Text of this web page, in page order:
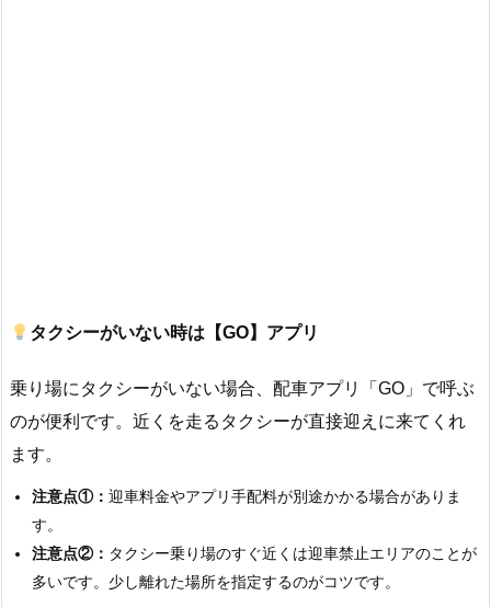
タクシーがいない時は【GO】アプリ
乗り場にタクシーがいない場合、配車アプリ「GO」で呼ぶ
のが便利です。近くを走るタクシーが直接迎えに来てくれ
ます。
注意点①： 迎車料金やアプリ手配料が別途かかる場合がありま
す。
注意点②： タクシー乗り場のすぐ近くは迎車禁止エリアのことが
多いです。少し離れた場所を指定するのがコツです。